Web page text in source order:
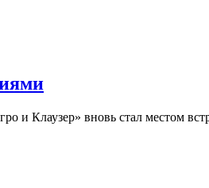
и Клаузер» вновь стал местом